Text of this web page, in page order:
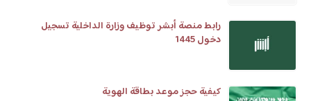
رابط منصة أبشر توظيف وزارة الداخلية تسجيل
دخول 1445
كيفية حجز موعد بطاقة الهوية